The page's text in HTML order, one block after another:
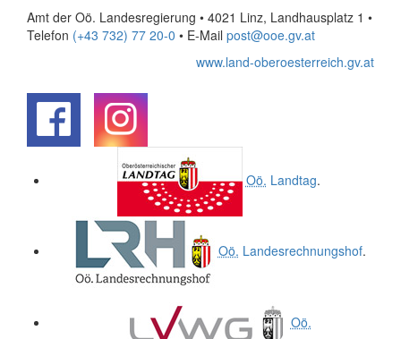
Amt der Oö. Landesregierung • 4021 Linz, Landhausplatz 1 •
Telefon (+43 732) 77 20-0 • E-Mail post@ooe.gv.at
www.land-oberoesterreich.gv.at
Oö. Landtag.
Oö. Landesrechnungshof.
Oö.